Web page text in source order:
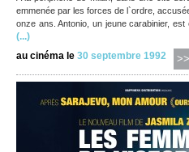
emmenée par les forces de l`ordre,
onze ans. Antonio, un jeune carabinier,
(...)
au cinéma le 30 septembre 1992